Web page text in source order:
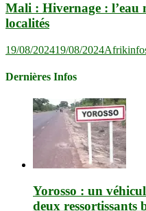
Mali : Hivernage : l’eau
localités
19/08/202419/08/2024
Dernières Infos
Yorosso : un
deux ressortissants